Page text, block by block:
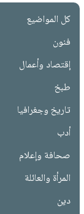
كل المواضيع
فنون
إقتصاد وأعمال
طبخ
تاريخ وجغرافيا
أدب
صحافة وإعلام
المرأة والعائلة
دين